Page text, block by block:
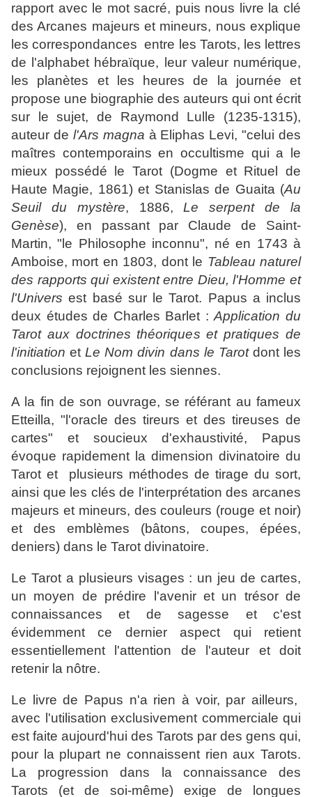
rapport avec le mot sacré, puis nous livre la clé
des Arcanes majeurs et mineurs, nous explique
les correspondances entre les Tarots, les lettres
de l'alphabet hébraïque, leur valeur numérique,
les planètes et les heures de la journée et
propose une biographie des auteurs qui ont écrit
sur le sujet, de Raymond Lulle (1235-1315),
auteur de l'Ars magna à Eliphas Levi, "celui des
maîtres contemporains en occultisme qui a le
mieux possédé le Tarot (Dogme et Rituel de
Haute Magie, 1861) et Stanislas de Guaita (Au
Seuil du mystère, 1886,Le serpent de la
Genèse), en passant par Claude de Saint-
Martin, "le Philosophe inconnu", né en 1743 à
Amboise, mort en 1803, dont le Tableau naturel
des rapports qui existent entre Dieu, l'Homme et
l'Univers est basé sur le Tarot. Papus a inclus
deux études de Charles Barlet :Application du
Tarot aux doctrines théoriques et pratiques de
l'initiation etLe Nom divin dans le Tarotdont les
conclusions rejoignent les siennes.
A la fin de son ouvrage, se référant au fameux
Etteilla, "l'oracle des tireurs et des tireuses de
cartes" et soucieux d'exhaustivité, Papus
évoque rapidement la dimension divinatoire du
Tarot et plusieurs méthodes de tirage du sort,
ainsi que les clés de l'interprétation des arcanes
majeurs et mineurs, des couleurs (rouge et noir)
et des emblèmes (bâtons, coupes, épées,
deniers) dans le Tarot divinatoire.
Le Tarot a plusieurs visages : un jeu de cartes,
un moyen de prédire l'avenir et un trésor de
connaissances et de sagesse et c'est
évidemment ce dernier aspect qui retient
essentiellement l'attention de l'auteur et doit
retenir la nôtre.
Le livre de Papus n'a rien à voir, par ailleurs,
avec l'utilisation exclusivement commerciale qui
est faite aujourd'hui des Tarots par des gens qui,
pour la plupart ne connaissent rien aux Tarots.
La progression dans la connaissance des
Tarots (et de soi-même) exige de longues